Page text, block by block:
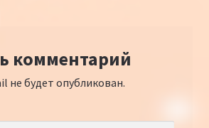
комментарий
не будет опубликован.